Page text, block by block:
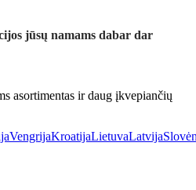
jūsų namams dabar dar
asortimentas ir daug įkvepiančių
VengrijaKroatijaLietuvaLatvija